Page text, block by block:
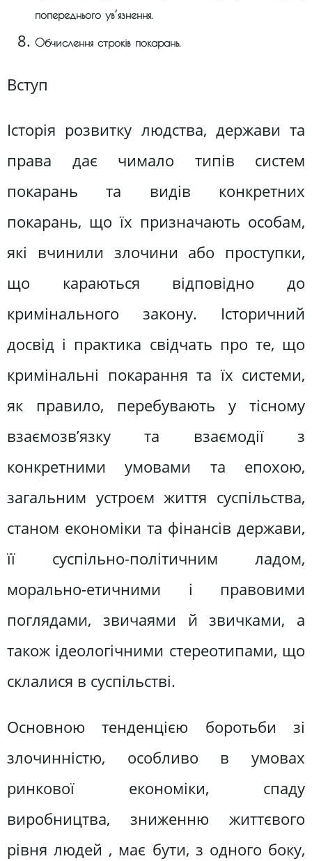
попереднього ув’язнення.
Обчислення строків покарань.
Вступ
Історія розвитку людства, держави та
права дає чимало типів систем
покарань та видів конкретних
покарань, що їх призначають особам,
які вчинили злочини або проступки,
що караються відповідно до
кримінального закону. Історичний
досвід і практика свідчать про те, що
кримінальні покарання та їх системи,
як правило, перебувають у тісному
взаємозв’язку та взаємодії з
конкретними умовами та епохою,
загальним устроєм життя суспільства,
станом економіки та фінансів держави,
її суспільно-політичним ладом,
морально-етичними і правовими
поглядами, звичаями й звичками, а
також ідеологічними стереотипами, що
склалися в суспільстві.
Основною тенденцією боротьби зі
злочинністю, особливо в умовах
ринкової економіки, спаду
виробництва, зниженню життєвого
рівня людей , має бути, з одного боку,